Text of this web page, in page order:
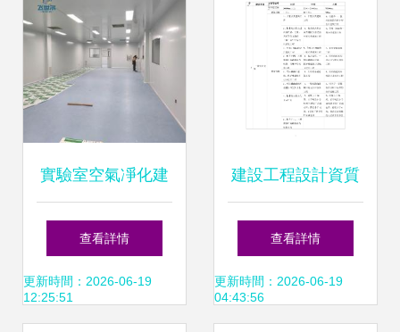
實驗室空氣凈化建
設工程設計要點
查看詳情
更新時間：2026-06-19
12:25:51
建設工程設計資質
標準與項目經驗要
求 附錄1—建筑行
查看詳情
更新時間：2026-06-19
04:43:56